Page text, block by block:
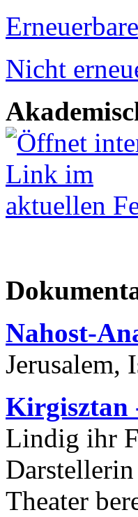
Nicht
Nahost-
Jerusalem,
Kirgisztan
Lindig ihr
Darstellerin
Theater